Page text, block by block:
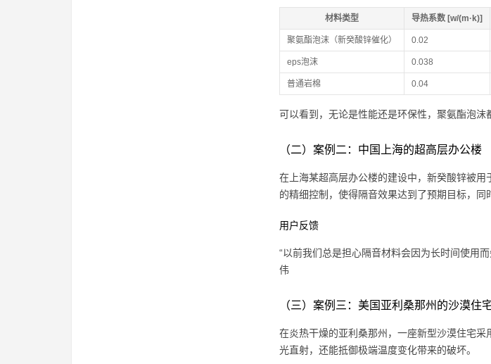
材料类型 导热系数 [w/(m·k)]
聚氨酯泡沫（新癸酸锌催化） 0.02
eps泡沫 0.038
普通岩棉 0.04
可以看到，无论是性能还是环保性，聚氨酯泡沫
（二）案例二：中国上海的超高层办公楼
在上海某超高层办公楼的建设中，新癸酸锌被
的精细控制，使得隔音效果达到了预期目标，同
用户反馈
“以前我们总是担心隔音材料会因为长时间使用
伟
（三）案例三：美国亚利桑那州的沙漠住
在炎热干燥的亚利桑那州，一座新型沙漠住宅
光直射，还能抵御极端温度变化带来的破坏。